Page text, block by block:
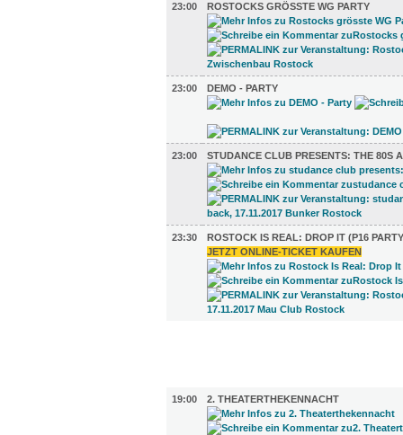
23:00 ROSTOCKS GRÖSSTE WG PARTY
23:00 DEMO - PARTY
23:00 STUDANCE CLUB PRESENTS: THE 80S
23:30
ROSTOCK IS REAL: DROP IT (P16
JETZT ONLINE-TICKET KAUFEN
19:00
2. THEATERTHEKENNACHT